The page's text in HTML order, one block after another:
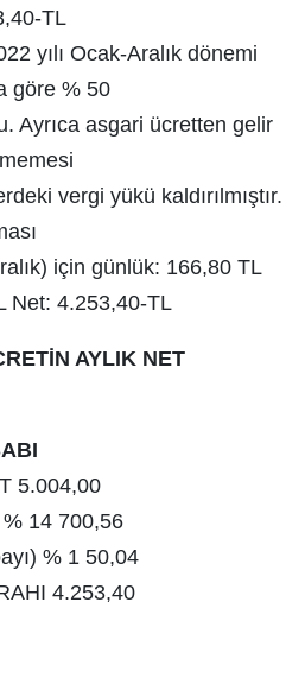
TL
yılı Ocak-Aralık dönemi
göre % 50
Ayrıca asgari ücretten gelir
vergi yükü kaldırılmıştır.
için günlük: 166,80 TL
Net: 4.253,40-TL
AYLIK NET
5.004,00
14 700,56
% 1 50,04
4.253,40